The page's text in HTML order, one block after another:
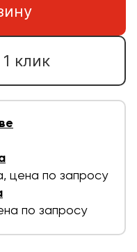
клик
цена по запросу
по запросу